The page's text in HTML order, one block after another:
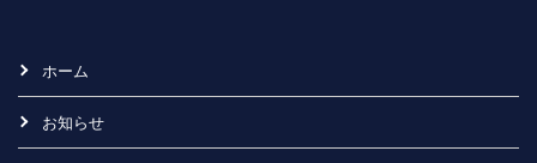
ホーム
お知らせ